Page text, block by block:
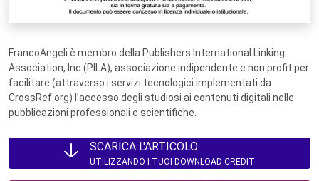
FrancoAngeli è membro della Publishers International Linking
Association, Inc (PILA), associazione indipendente e non profit per
facilitare (attraverso i servizi tecnologici implementati da
CrossRef.org) l’accesso degli studiosi ai contenuti digitali nelle
pubblicazioni professionali e scientifiche.
SCARICA L'ARTICOLO
UTILIZZANDO I TUOI DOWNLOAD CREDIT